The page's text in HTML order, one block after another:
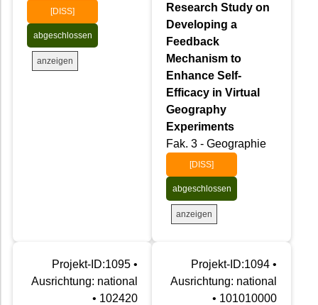
[DISS]
abgeschlossen
anzeigen
Research Study on
Developing a
Feedback
Mechanism to
Enhance Self-
Efficacy in Virtual
Geography
Experiments
Fak. 3 - Geographie
[DISS]
abgeschlossen
anzeigen
Projekt-ID:1095 •
Ausrichtung: national
• 102420
Projekt-ID:1094 •
Ausrichtung: national
• 101010000